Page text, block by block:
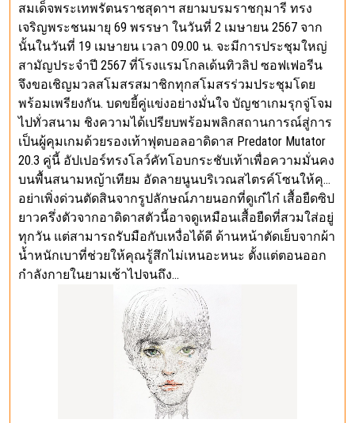
สมเด็จพระเทพรัตนราชสุดาฯ สยามบรมราชกุมารี ทรง
เจริญพระชนมายุ 69 พรรษา ในวันที่ 2 เมษายน 2567 จาก
นั้นในวันที่ 19 เมษายน เวลา 09.00 น. จะมีการประชุมใหญ่
สามัญประจำปี 2567 ที่โรงแรมโกลเด้นทิวลิป ซอฟเฟอรีน
จึงขอเชิญมวลสโมสรสมาชิกทุกสโมสรร่วมประชุมโดย
พร้อมเพรียงกัน. บดขยี้คู่แข่งอย่างมั่นใจ บัญชาเกมรุกจู่โจม
ไปทั่วสนาม ชิงความได้เปรียบพร้อมพลิกสถานการณ์สู่การ
เป็นผู้คุมเกมด้วยรองเท้าฟุตบอลอาดิดาส Predator Mutator
20.3 คู่นี้ อัปเปอร์ทรงโลว์คัทโอบกระชับเท้าเพื่อความมั่นคง
บนพื้นสนามหญ้าเทียม อัดลายนูนบริเวณสไตรค์โซนให้คุ…
อย่าเพิ่งด่วนตัดสินจากรูปลักษณ์ภายนอกที่ดูเก๋ไก๋ เสื้อยืดซิป
ยาวครึ่งตัวจากอาดิดาสตัวนี้อาจดูเหมือนเสื้อยืดที่สวมใส่อยู่
ทุกวัน แต่สามารถรับมือกับเหงื่อได้ดี ด้านหน้าตัดเย็บจากผ้า
น้ำหนักเบาที่ช่วยให้คุณรู้สึกไม่เหนอะหนะ ตั้งแต่ตอนออก
กำลังกายในยามเช้าไปจนถึง…